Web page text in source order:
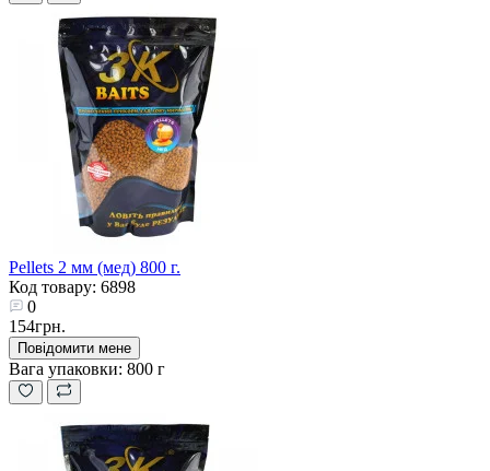
Pellets 2 мм (мед) 800 г.
Код товару: 6898
0
154грн.
Повідомити мене
Вага упаковки: 800 г